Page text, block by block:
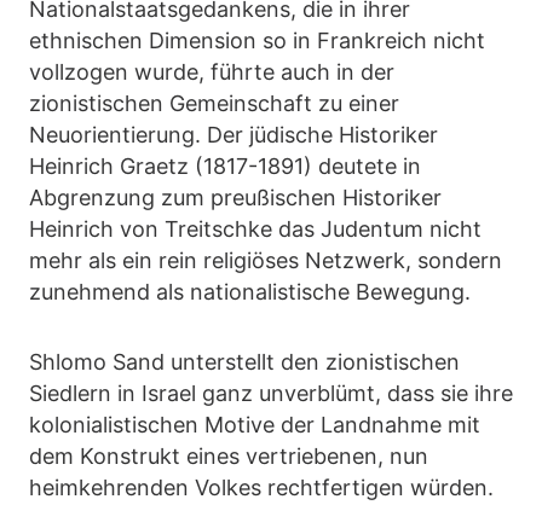
Nationalstaatsgedankens, die in ihrer
ethnischen Dimension so in Frankreich nicht
vollzogen wurde, führte auch in der
zionistischen Gemeinschaft zu einer
Neuorientierung. Der jüdische Historiker
Heinrich Graetz (1817-1891) deutete in
Abgrenzung zum preußischen Historiker
Heinrich von Treitschke das Judentum nicht
mehr als ein rein religiöses Netzwerk, sondern
zunehmend als nationalistische Bewegung.
Shlomo Sand unterstellt den zionistischen
Siedlern in Israel ganz unverblümt, dass sie ihre
kolonialistischen Motive der Landnahme mit
dem Konstrukt eines vertriebenen, nun
heimkehrenden Volkes rechtfertigen würden.